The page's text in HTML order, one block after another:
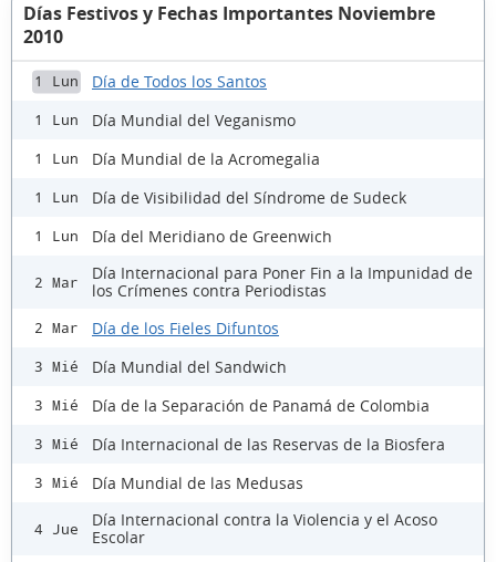
Días Festivos y Fechas Importantes Noviembre
2010
1 Lun Día de Todos los Santos
1 Lun Día Mundial del Veganismo
1 Lun Día Mundial de la Acromegalia
1 Lun Día de Visibilidad del Síndrome de Sudeck
1 Lun Día del Meridiano de Greenwich
2 Mar
Día Internacional para Poner Fin a la Impunidad de
los Crímenes contra Periodistas
2 Mar Día de los Fieles Difuntos
3 Mié Día Mundial del Sandwich
3 Mié Día de la Separación de Panamá de Colombia
3 Mié Día Internacional de las Reservas de la Biosfera
3 Mié Día Mundial de las Medusas
4 Jue
Día Internacional contra la Violencia y el Acoso
Escolar